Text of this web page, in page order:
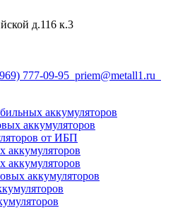
д.116 к.3
777-09-95 priem@metall1.ru
аккумуляторов
аккумуляторов
от ИБП
аккумуляторов
аккумуляторов
аккумуляторов